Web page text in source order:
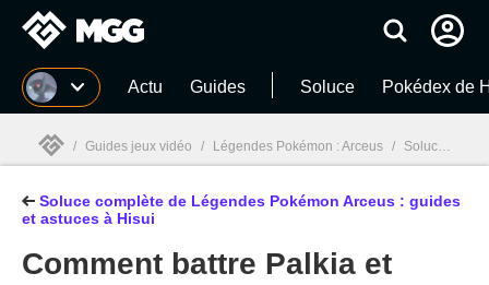
MGG Actu Guides Soluce Pokédex de
MGG
/ Guides jeux vidéo / Légendes Pokémon : Arceus / Soluce complète de Légendes Pokémon Arceus : guides et astuces à Hisui
Soluce complète de Légendes Pokémon Arceus : guides
et astuces à Hisui
Comment battre Palkia et